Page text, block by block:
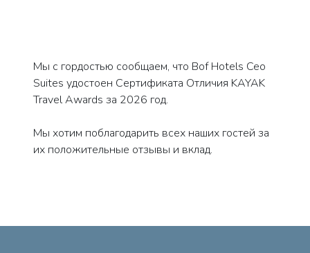
Мы с гордостью сообщаем, что Bof Hotels Ceo
Suites удостоен Сертификата Отличия KAYAK
Travel Awards за 2026 год.
Мы хотим поблагодарить всех наших гостей за
их положительные отзывы и вклад.